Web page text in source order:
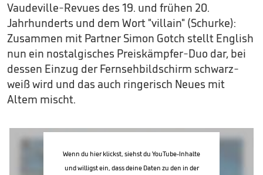
Vaudeville-Revues des 19. und frühen 20.
Jahrhunderts und dem Wort "villain" (Schurke):
Zusammen mit Partner Simon Gotch stellt English
nun ein nostalgisches Preiskämpfer-Duo dar, bei
dessen Einzug der Fernsehbildschirm schwarz-
weiß wird und das auch ringerisch Neues mit
Altem mischt.
Wenn du hier klickst, siehst du YouTube-Inhalte
und willigst ein, dass deine Daten zu den in der